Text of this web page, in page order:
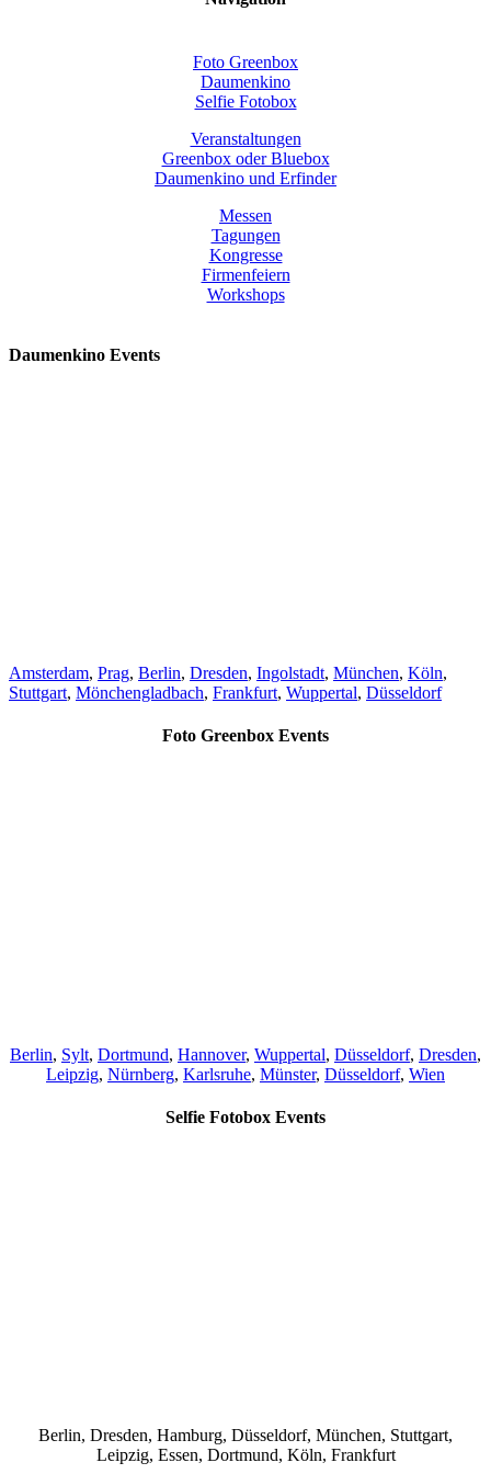
Foto Greenbox
Daumenkino
Selfie Fotobox
Veranstaltungen
Greenbox oder Bluebox
Daumenkino und Erfinder
Messen
Tagungen
Kongresse
Firmenfeiern
Workshops
Daumenkino Events
Amsterdam, Prag, Berlin, Dresden, Ingolstadt, München, Köln,
Stuttgart, Mönchengladbach, Frankfurt, Wuppertal, Düsseldorf
Foto Greenbox Events
Berlin, Sylt, Dortmund, Hannover, Wuppertal, Düsseldorf, Dresden,
Leipzig, Nürnberg, Karlsruhe, Münster, Düsseldorf, Wien
Selfie Fotobox Events
Berlin, Dresden, Hamburg, Düsseldorf, München, Stuttgart,
Leipzig, Essen, Dortmund, Köln, Frankfurt